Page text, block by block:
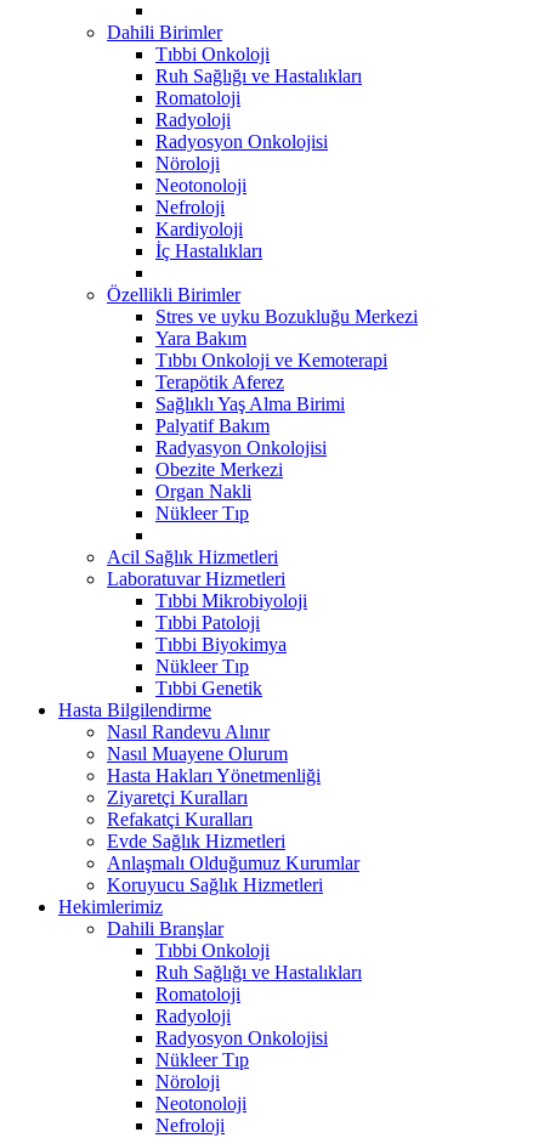
Dahili Birimler
Tıbbi Onkoloji
Ruh Sağlığı ve Hastalıkları
Romatoloji
Radyoloji
Radyosyon Onkolojisi
Nöroloji
Neotonoloji
Nefroloji
Kardiyoloji
İç Hastalıkları
Özellikli Birimler
Stres ve uyku Bozukluğu Merkezi
Yara Bakım
Tıbbı Onkoloji ve Kemoterapi
Terapötik Aferez
Sağlıklı Yaş Alma Birimi
Palyatif Bakım
Radyasyon Onkolojisi
Obezite Merkezi
Organ Nakli
Nükleer Tıp
Acil Sağlık Hizmetleri
Laboratuvar Hizmetleri
Tıbbi Mikrobiyoloji
Tıbbi Patoloji
Tıbbi Biyokimya
Nükleer Tıp
Tıbbi Genetik
Hasta Bilgilendirme
Nasıl Randevu Alınır
Nasıl Muayene Olurum
Hasta Hakları Yönetmenliği
Ziyaretçi Kuralları
Refakatçi Kuralları
Evde Sağlık Hizmetleri
Anlaşmalı Olduğumuz Kurumlar
Koruyucu Sağlık Hizmetleri
Hekimlerimiz
Dahili Branşlar
Tıbbi Onkoloji
Ruh Sağlığı ve Hastalıkları
Romatoloji
Radyoloji
Radyosyon Onkolojisi
Nükleer Tıp
Nöroloji
Neotonoloji
Nefroloji